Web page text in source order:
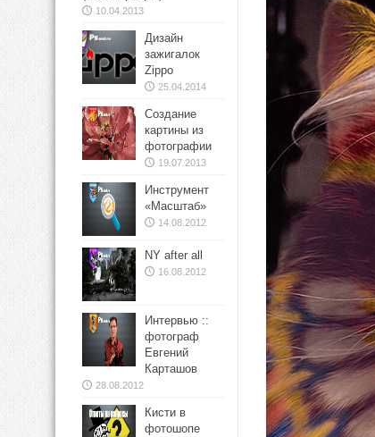
10.04.2013
Дизайн
зажигалок
Zippo
25.04.2014
Создание
картины из
фотографии
19.07.2013
Инструмент
«Масштаб»
14.08.2012
NY after all
16.08.2012
Интервью ::
фотограф
Евгений
Карташов
28.08.2012
Кисти в
фотошопе